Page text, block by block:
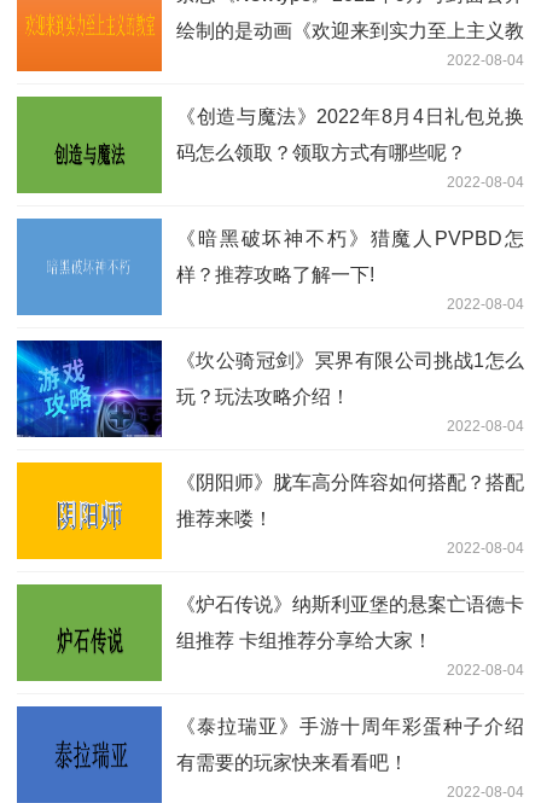
绘制的是动画《欢迎来到实力至上主义教
2022-08-04
《创造与魔法》2022年8月4日礼包兑换
码怎么领取？领取方式有哪些呢？
2022-08-04
《暗黑破坏神不朽》猎魔人PVPBD怎
样？推荐攻略了解一下!
2022-08-04
《坎公骑冠剑》冥界有限公司挑战1怎么
玩？玩法攻略介绍！
2022-08-04
《阴阳师》胧车高分阵容如何搭配？搭配
推荐来喽！
2022-08-04
《炉石传说》纳斯利亚堡的悬案亡语德卡
组推荐 卡组推荐分享给大家！
2022-08-04
《泰拉瑞亚》手游十周年彩蛋种子介绍
有需要的玩家快来看看吧！
2022-08-04